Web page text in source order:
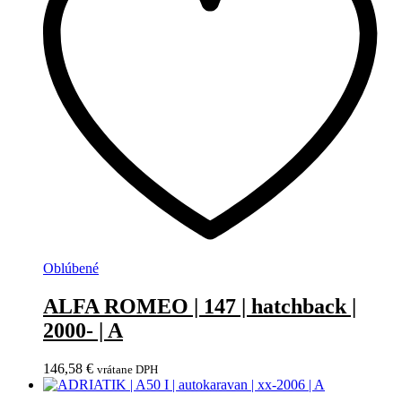
Oblúbené
ALFA ROMEO | 147 | hatchback |
2000- | A
146,58 € vrátane DPH